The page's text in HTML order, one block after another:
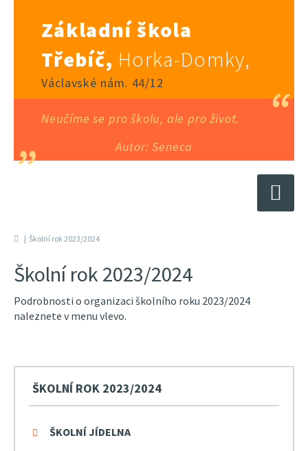
Základní škola
Třebíč, Horka-Domky,
Václavské nám. 44/12
Neučíme se pro školu, ale pro život.
Autor: Seneca
Školní rok 2023/2024
Školní rok 2023/2024
Podrobnosti o organizaci školního roku 2023/2024
naleznete v menu vlevo.
ŠKOLNÍ ROK 2023/2024
ŠKOLNÍ JÍDELNA